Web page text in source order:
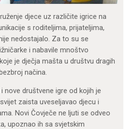
djece uz različite igrice na
s roditeljima, prijateljima,
nedostajalo. Za to su se
i nabavile mnoštvo
je dječja mašta u društvu dragih
načina.
nove društvene igre od kojih je
zaista uveseljavao djecu i
Novi Čovječe ne ljuti se odveo
upoznao ih sa svjetskim